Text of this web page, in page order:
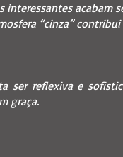
acabam
“cinza”
ser reflexiva e
graça.